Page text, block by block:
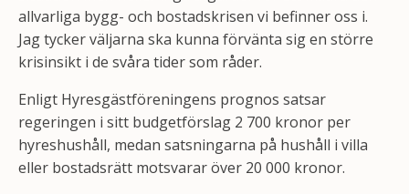
allvarliga bygg- och bostadskrisen vi befinner oss i.
Jag tycker väljarna ska kunna förvänta sig en större
krisinsikt i de svåra tider som råder.
Enligt Hyresgästföreningens prognos satsar
regeringen i sitt budgetförslag 2 700 kronor per
hyreshushåll, medan satsningarna på hushåll i villa
eller bostadsrätt motsvarar över 20 000 kronor.